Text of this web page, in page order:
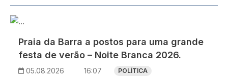
Imagem
Praia da Barra a postos para uma grande
festa de verão – Noite Branca 2026.
05.08.2026 16:07 POLÍTICA